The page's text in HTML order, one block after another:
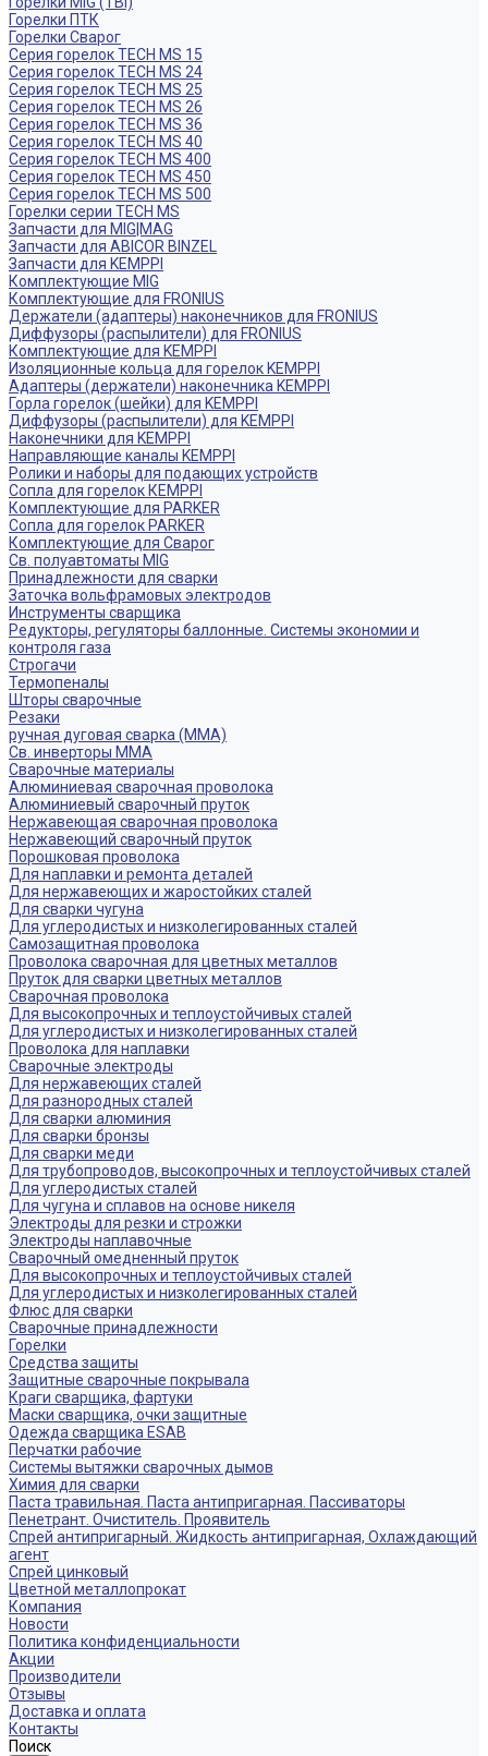
Горелки ПТК
Горелки Сварог
Серия горелок TECH MS 15
Серия горелок TECH MS 24
Серия горелок TECH MS 25
Серия горелок TECH MS 26
Серия горелок TECH MS 36
Серия горелок TECH MS 40
Серия горелок TECH MS 400
Серия горелок TECH MS 450
Серия горелок TECH MS 500
Горелки серии TECH MS
Запчасти для MIG|MAG
Запчасти для ABICOR BINZEL
Запчасти для KEMPPI
Комплектующие MIG
Комплектующие для FRONIUS
Держатели (адаптеры) наконечников для FRONIUS
Диффузоры (распылители) для FRONIUS
Комплектующие для KEMPPI
Изоляционные кольца для горелок KEMPPI
Адаптеры (держатели) наконечника KEMPPI
Горла горелок (шейки) для KEMPPI
Диффузоры (распылители) для KEMPPI
Наконечники для KEMPPI
Направляющие каналы KEMPPI
Ролики и наборы для подающих устройств
Сопла для горелок КЕМPPI
Комплектующие для PARKER
Сопла для горелок PARKER
Комплектующие для Сварог
Св. полуавтоматы MIG
Принадлежности для сварки
Заточка вольфрамовых электродов
Инструменты сварщика
Редукторы, регуляторы баллонные. Системы экономии и
контроля газа
Строгачи
Термопеналы
Шторы сварочные
Резаки
ручная дуговая сварка (MMA)
Св. инверторы MMA
Сварочные материалы
Алюминиевая сварочная проволока
Алюминиевый сварочный пруток
Нержавеющая сварочная проволока
Нержавеющий сварочный пруток
Порошковая проволока
Для наплавки и ремонта деталей
Для нержавеющих и жаростойких сталей
Для сварки чугуна
Для углеродистых и низколегированных сталей
Самозащитная проволока
Проволока сварочная для цветных металлов
Пруток для сварки цветных металлов
Сварочная проволока
Для высокопрочных и теплоустойчивых сталей
Для углеродистых и низколегированных сталей
Проволока для наплавки
Сварочные электроды
Для нержавеющих сталей
Для разнородных сталей
Для сварки алюминия
Для сварки бронзы
Для сварки меди
Для трубопроводов, высокопрочных и теплоустойчивых сталей
Для углеродистых сталей
Для чугуна и сплавов на основе никеля
Электроды для резки и строжки
Электроды наплавочные
Сварочный омедненный пруток
Для высокопрочных и теплоустойчивых сталей
Для углеродистых и низколегированных сталей
Флюс для сварки
Сварочные принадлежности
Горелки
Средства защиты
Защитные сварочные покрывала
Краги сварщика, фартуки
Маски сварщика, очки защитные
Одежда сварщика ESAB
Перчатки рабочие
Системы вытяжки сварочных дымов
Химия для сварки
Паста травильная. Паста антипригарная. Пассиваторы
Пенетрант. Очиститель. Проявитель
Спрей антипригарный. Жидкость антипригарная, Охлаждающий
агент
Спрей цинковый
Цветной металлопрокат
Компания
Новости
Политика конфиденциальности
Акции
Производители
Отзывы
Доставка и оплата
Контакты
Поиск